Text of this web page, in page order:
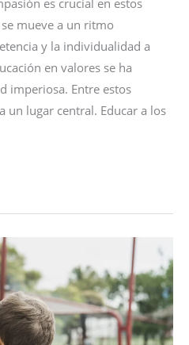
mueve a un ritmo
y la individualidad a
en valores se ha
imperiosa. Entre estos
un lugar central. Educar a los